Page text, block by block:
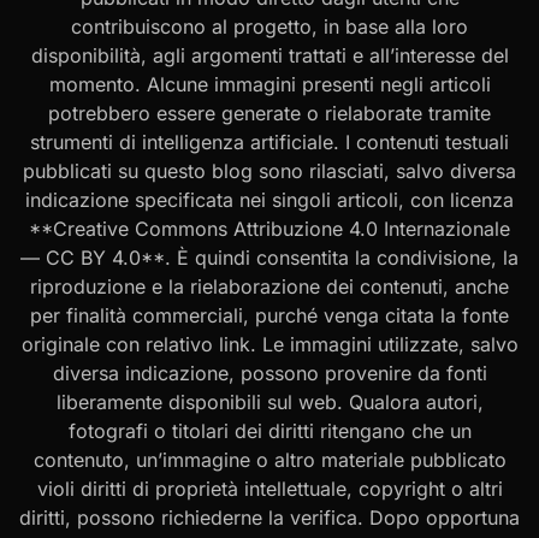
contribuiscono al progetto, in base alla loro
disponibilità, agli argomenti trattati e all’interesse del
momento. Alcune immagini presenti negli articoli
potrebbero essere generate o rielaborate tramite
strumenti di intelligenza artificiale. I contenuti testuali
pubblicati su questo blog sono rilasciati, salvo diversa
indicazione specificata nei singoli articoli, con licenza
**Creative Commons Attribuzione 4.0 Internazionale
— CC BY 4.0**. È quindi consentita la condivisione, la
riproduzione e la rielaborazione dei contenuti, anche
per finalità commerciali, purché venga citata la fonte
originale con relativo link. Le immagini utilizzate, salvo
diversa indicazione, possono provenire da fonti
liberamente disponibili sul web. Qualora autori,
fotografi o titolari dei diritti ritengano che un
contenuto, un’immagine o altro materiale pubblicato
violi diritti di proprietà intellettuale, copyright o altri
diritti, possono richiederne la verifica. Dopo opportuna